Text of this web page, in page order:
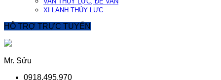
XI LANH THỦY LỰC
HỖ TRỢ TRỰC TUYẾN
Mr. Sửu
0918.495.970